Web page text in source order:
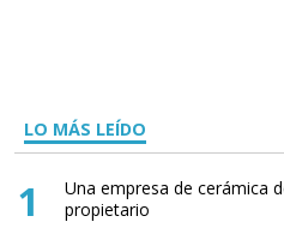
LO MÁS LEÍDO
1
Una empresa de cerámica
propietario